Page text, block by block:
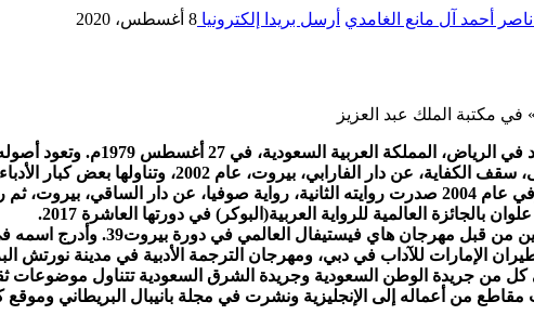
أحمد آل مانع الغامدي أرسل بريدا إلكترونيا 8 أغسطس، 2020
محمد حسن علوان، روائي
الإلكتروني الأدبي في العام 1999. صدرت روايته
الإمارات للآداب في دبي، ومهرجان الترجمة الأدبية في مدينة نورتش
من جريدة الوطن السعودية وجريدة الشرق السعودية تتناول